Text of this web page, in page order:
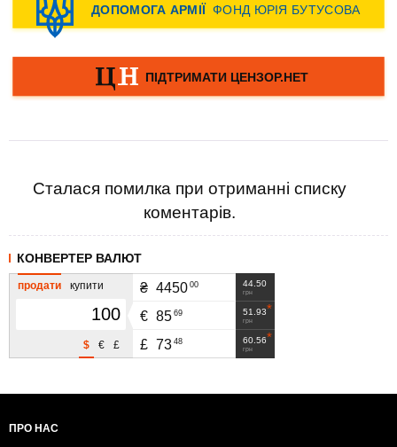
Сталася помилка при отриманні списку
коментарів.
КОНВЕРТЕР ВАЛЮТ
продати купити
£
€
$
44.50
грн
₴ 4450 00
51.93
грн
€ 85 69
60.56
грн
£ 73 48
ПРО НАС